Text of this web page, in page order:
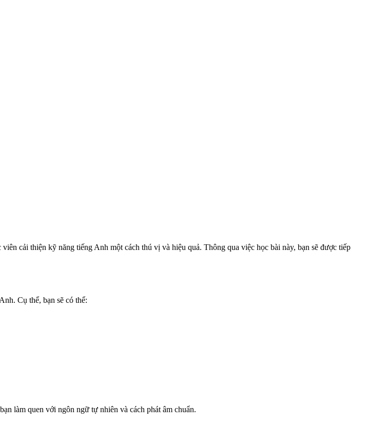
cải thiện kỹ năng tiếng Anh một cách thú vị và hiệu quả. Thông qua việc học bài này, bạn sẽ được tiếp
Cụ thể, bạn sẽ có thể:
làm quen với ngôn ngữ tự nhiên và cách phát âm chuẩn.